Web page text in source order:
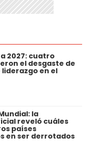
2027: cuatro
el desgaste de
liderazgo en el
la
reveló cuáles
países
en ser derrotados